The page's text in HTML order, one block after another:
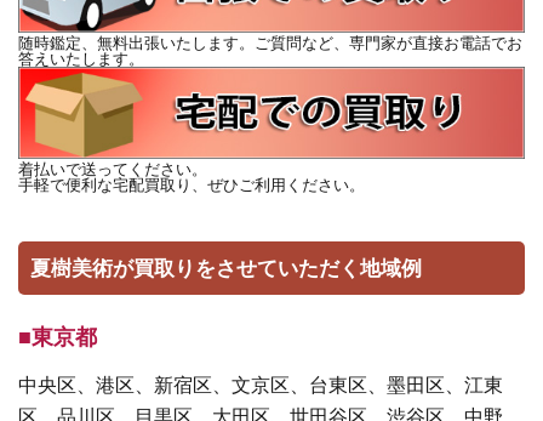
随時鑑定、無料出張いたします。ご質問など、専門家が直接お電話でお
答えいたします。
着払いで送ってください。
手軽で便利な宅配買取り、ぜひご利用ください。
夏樹美術が買取りをさせていただく地域例
■東京都
中央区、港区、新宿区、文京区、台東区、墨田区、江東
区、品川区、目黒区、大田区、世田谷区、渋谷区、中野